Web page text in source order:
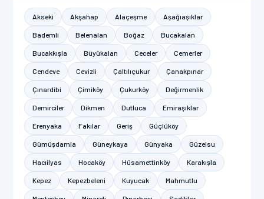
Akseki Akşahap Alaçeşme Aşağıaşıklar
Bademli Belenalan Boğaz Bucakalan
Bucakkışla Büyükalan Ceceler Cemerler
Cendeve Cevizli Çaltılıçukur Çanakpınar
Çınardibi Çimiköy Çukurköy Değirmenlik
Demirciler Dikmen Dutluca Emiraşıklar
Erenyaka Fakılar Geriş Güçlüköy
Gümüşdamla Güneykaya Günyaka Güzelsu
Hacıilyas Hocaköy Hüsamettinköy Karakışla
Kepez Kepezbeleni Kuyucak Mahmutlu